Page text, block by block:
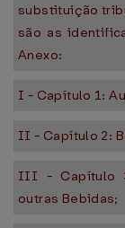
substituição
são as
Anexo:
I - Capítulo 1:
II - Capítulo 2:
III - Capítulo
outras Bebidas;